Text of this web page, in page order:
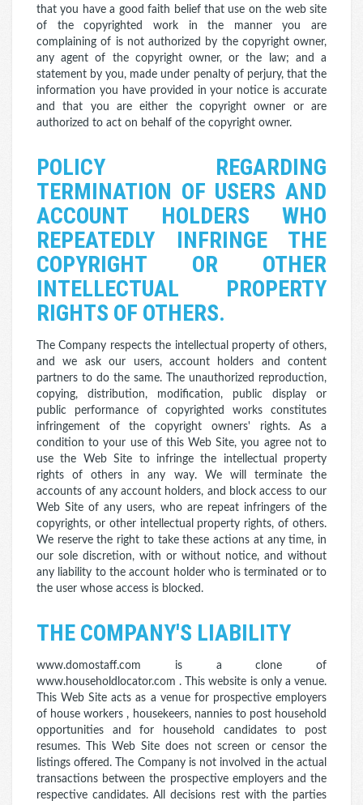
that you have a good faith belief that use on the web site
of the copyrighted work in the manner you are
complaining of is not authorized by the copyright owner,
any agent of the copyright owner, or the law; and a
statement by you, made under penalty of perjury, that the
information you have provided in your notice is accurate
and that you are either the copyright owner or are
authorized to act on behalf of the copyright owner.
POLICY REGARDING
TERMINATION OF USERS AND
ACCOUNT HOLDERS WHO
REPEATEDLY INFRINGE THE
COPYRIGHT OR OTHER
INTELLECTUAL PROPERTY
RIGHTS OF OTHERS.
The Company respects the intellectual property of others,
and we ask our users, account holders and content
partners to do the same. The unauthorized reproduction,
copying, distribution, modification, public display or
public performance of copyrighted works constitutes
infringement of the copyright owners' rights. As a
condition to your use of this Web Site, you agree not to
use the Web Site to infringe the intellectual property
rights of others in any way. We will terminate the
accounts of any account holders, and block access to our
Web Site of any users, who are repeat infringers of the
copyrights, or other intellectual property rights, of others.
We reserve the right to take these actions at any time, in
our sole discretion, with or without notice, and without
any liability to the account holder who is terminated or to
the user whose access is blocked.
THE COMPANY'S LIABILITY
www.domostaff.com is a clone of
www.householdlocator.com . This website is only a venue.
This Web Site acts as a venue for prospective employers
of house workers , housekeers, nannies to post household
opportunities and for household candidates to post
resumes. This Web Site does not screen or censor the
listings offered. The Company is not involved in the actual
transactions between the prospective employers and the
respective candidates. All decisions rest with the parties